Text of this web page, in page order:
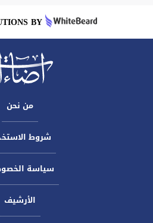
BY
من نحن
شروط
سياسة
الأرشيف